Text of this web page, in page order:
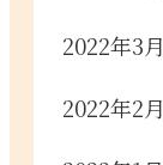
2022年3月
2022年2月